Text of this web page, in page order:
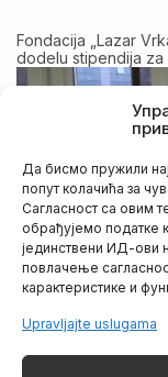
Да бисмо пружили
попут колачића за
Сагласност са овим
обрађујемо податке
јединствени ИД-ови
повлачење
карактеристике и
Upravljajte uslugama
Fondacija „Lazar
dodelu stipendija
Novi ciklus
akata